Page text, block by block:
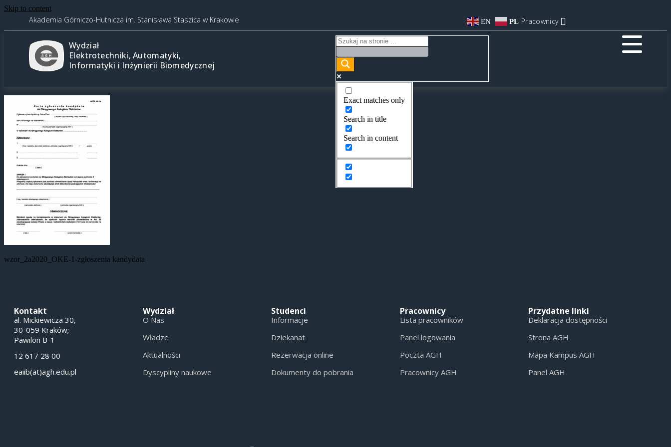
Skip to content
Akademia Górniczo-Hutnicza im. Stanisława Staszica w Krakowie EN PL Pracownicy
Wydział
Elektrotechniki, Automatyki,
Informatyki i Inżynierii Biomedycznej
Exact matches only
Search in title
Search in content
wzor_2a2020_OKE-1-zgłoszenia kandydata
Kontakt
al. Mickiewicza 30,
30-059 Kraków;
Pawilon B-1
12 617 28 00
eaiib(at)agh.edu.pl
Wydział
O Nas
Władze
Aktualności
Dyscypliny naukowe
Studenci
Informacje
Dziekanat
Rezerwacja online
Dokumenty do pobrania
Pracownicy
Lista pracowników
Panel logowania
Poczta AGH
Pracownicy AGH
Przydatne linki
Deklaracja dostępności
Strona AGH
Mapa Kampus AGH
Panel AGH